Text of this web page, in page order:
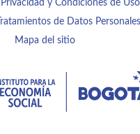
y Condiciones de Uso
de Datos Personales
Mapa del sitio